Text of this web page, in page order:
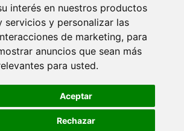
interés en nuestros productos
servicios y personalizar las
de marketing, para
anuncios que sean más
para usted.
Aceptar
Rechazar
MIRROR: TODA TU HISTORIA. EPISODIO 3.
17, 2012